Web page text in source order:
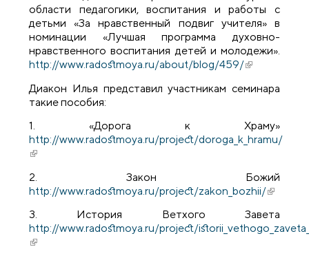
области педагогики, воспитания и работы с
детьми «За нравственный подвиг учителя» в
номинации «Лучшая программа духовно-
нравственного воспитания детей и молодежи».
http://www.radostmoya.ru/about/blog/459/(внешняя
Диакон Илья представил участникам семинара
такие пособия:
1. «Дорога к Храму»
http://www.radostmoya.ru/project/doroga_k_hramu/
(внешняя ссылка)
2. Закон Божий
http://www.radostmoya.ru/project/zakon_bozhii/
3. История Ветхого Завета
http://www.radostmoya.ru/project/
(внешняя ссылка)